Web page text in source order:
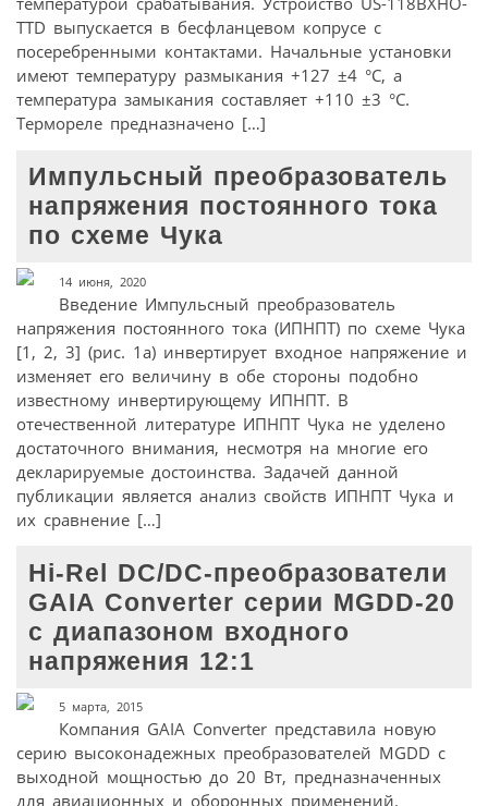
TTD выпускается в бесфланцевом копрусе с
посеребренными контактами. Начальные установки
имеют температуру размыкания +127 ±4 °C, а
температура замыкания составляет +110 ±3 °C.
Термореле предназначено […]
Импульсный преобразователь
напряжения постоянного тока
по схеме Чука
14 июня, 2020
Введение Импульсный преобразователь
напряжения постоянного тока (ИПНПТ) по схеме Чука
[1, 2, 3] (рис. 1а) инвертирует входное напряжение и
изменяет его величину в обе стороны подобно
известному инвертирующему ИПНПТ. В
отечественной литературе ИПНПТ Чука не уделено
достаточного внимания, несмотря на многие его
декларируемые достоинства. Задачей данной
публикации является анализ свойств ИПНПТ Чука и
их сравнение […]
Hi-Rel DC/DC-преобразователи
GAIA Converter серии MGDD-20
с диапазоном входного
напряжения 12:1
5 марта, 2015
Компания GAIA Converter представила новую
серию высоконадежных преобразователей MGDD с
выходной мощностью до 20 Вт, предназначенных
для авиационных и оборонных применений.